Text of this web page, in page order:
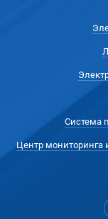
Система
Центр мониторинга